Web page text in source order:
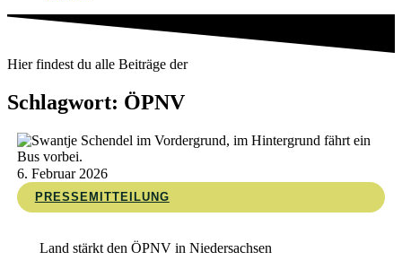
Hier findest du alle Beiträge der
Schlagwort: ÖPNV
6. Februar 2026
PRESSEMITTEILUNG
Land stärkt den ÖPNV in Niedersachsen